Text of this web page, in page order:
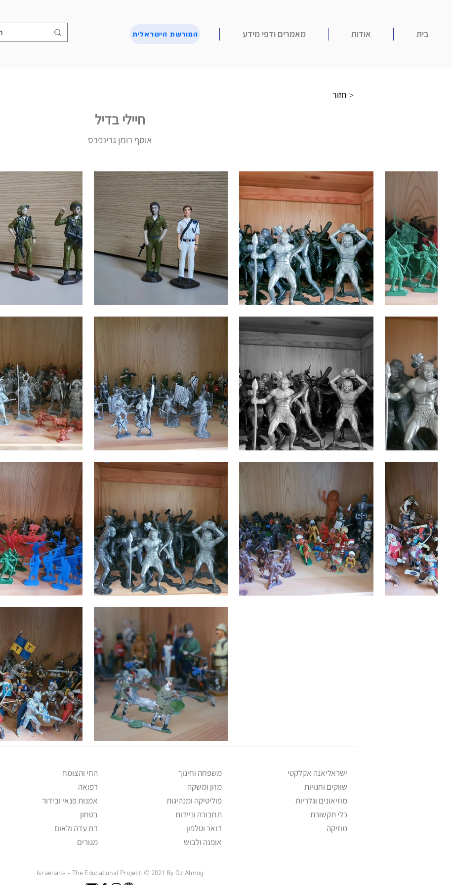
המורשת הישראלית בית אודות מאמרים ודפי מידע
חזור >
חיילי בדיל
אוסף רומן גרינפרס
החי והצומח
רפואה
אמנות פנאי ובידור
בטחון
דת עדה ולאום
מגורים
משפחה וחינוך
מזון ומשקה
פוליטיקה ומנהיגות
תחבורה וניידות
דואר וטלפון
אופנה ולבוש
ישראליאנה אקלקטי
שווקים וחנויות
מוזיאונים וגלריות
כלי תקשורת
מוזיקה
Israeliana – The Educational Project © 2021 By Oz Almog